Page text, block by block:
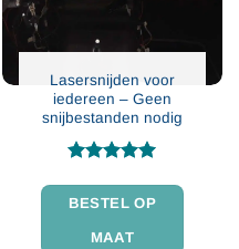
Lasersnijden voor
iedereen – Geen
snijbestanden nodig
uit 5
BESTEL OP
MAAT